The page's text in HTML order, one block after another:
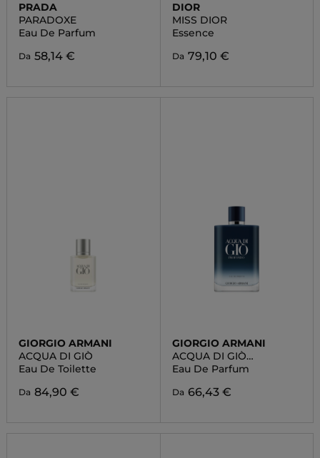
PRADA
PARADOXE
Eau De Parfum
Da 58,14 €
DIOR
MISS DIOR
Essence
Da 79,10 €
GIORGIO ARMANI
ACQUA DI GIÒ
Eau De Toilette
Da 84,90 €
GIORGIO ARMANI
ACQUA DI GIÒ
PROFONDO
Eau De Parfum
Da 66,43 €